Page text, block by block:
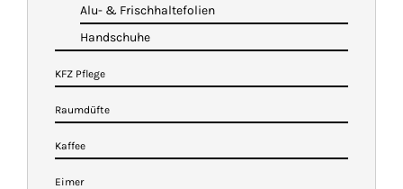
Alu- & Frischhaltefolien
Handschuhe
KFZ Pflege
Raumdüfte
Kaffee
Eimer